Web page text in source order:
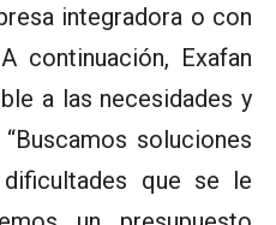
integradora o con
continuación, Exafan
a las necesidades y
soluciones
que se le